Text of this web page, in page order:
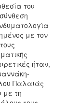
του
με τον
ήταν,
Παλαιάς
με τη